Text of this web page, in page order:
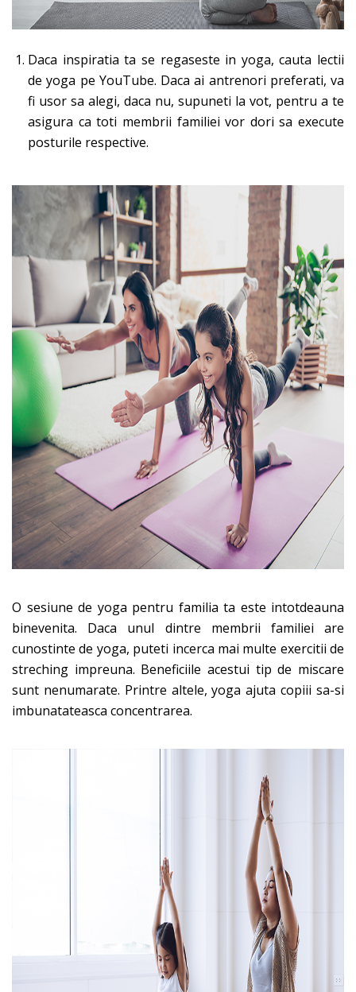
Daca inspiratia ta se regaseste in yoga, cauta lectii
de yoga pe YouTube. Daca ai antrenori preferati, va
fi usor sa alegi, daca nu, supuneti la vot, pentru a te
asigura ca toti membrii familiei vor dori sa execute
posturile respective.
O sesiune de yoga pentru familia ta este intotdeauna
binevenita. Daca unul dintre membrii familiei are
cunostinte de yoga, puteti incerca mai multe exercitii de
streching impreuna. Beneficiile acestui tip de miscare
sunt nenumarate. Printre altele, yoga ajuta copiii sa-si
imbunatateasca concentrarea.